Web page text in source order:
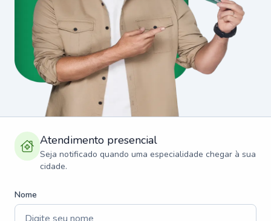
Atendimento presencial
Seja notificado quando uma especialidade chegar à sua
cidade.
Nome